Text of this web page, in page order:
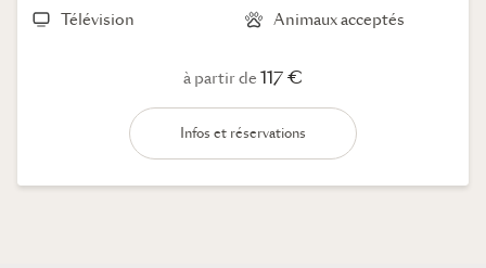
Télévision
Animaux acceptés
à partir de 117 €
Infos et réservations